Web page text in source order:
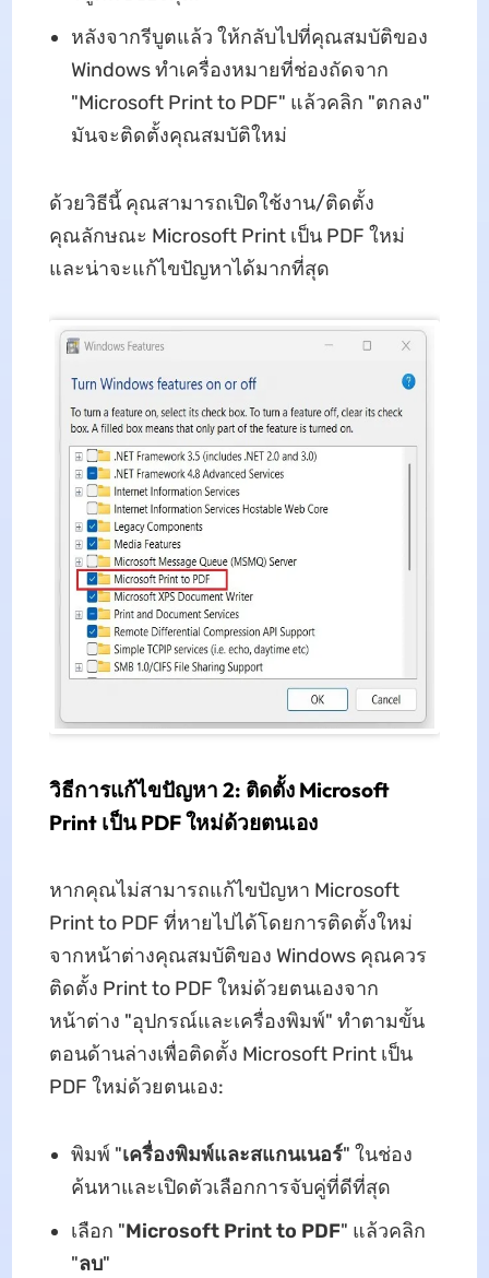
หลังจากรีบูตแล้ว ให้กลับไปที่คุณสมบัติของ
Windows ทําเครื่องหมายที่ช่องถัดจาก
"Microsoft Print to PDF" แล้วคลิก "ตกลง"
มันจะติดตั้งคุณสมบัติใหม่
ด้วยวิธีนี้ คุณสามารถเปิดใช้งาน/ติดตั้ง
คุณลักษณะ Microsoft Print เป็น PDF ใหม่
และน่าจะแก้ไขปัญหาได้มากที่สุด
วิธีการแก้ไขปัญหา 2: ติดตั้ง Microsoft
Print เป็น PDF ใหม่ด้วยตนเอง
หากคุณไม่สามารถแก้ไขปัญหา Microsoft
Print to PDF ที่หายไปได้โดยการติดตั้งใหม่
จากหน้าต่างคุณสมบัติของ Windows คุณควร
ติดตั้ง Print to PDF ใหม่ด้วยตนเองจาก
หน้าต่าง "อุปกรณ์และเครื่องพิมพ์" ทําตามขั้น
ตอนด้านล่างเพื่อติดตั้ง Microsoft Print เป็น
PDF ใหม่ด้วยตนเอง:
พิมพ์ "เครื่องพิมพ์และสแกนเนอร์" ในช่อง
ค้นหาและเปิดตัวเลือกการจับคู่ที่ดีที่สุด
เลือก "Microsoft Print to PDF" แล้วคลิก
"ลบ"